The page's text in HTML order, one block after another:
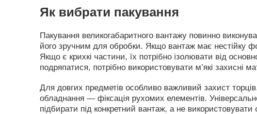
Як вибрати пакування
Пакування великогабаритного вантажу повинно
його зручним для обробки. Якщо вантаж має нестійку
Якщо є крихкі частини, їх потрібно ізолювати від
подряпатися, потрібно використовувати м’які захисні
Для довгих предметів особливо важливий захист
обладнання — фіксація рухомих елементів.
підбирати під конкретний вантаж, а не використовувати